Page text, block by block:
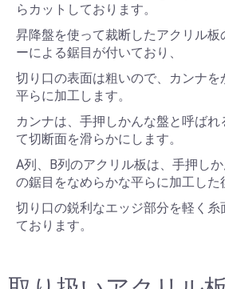
らカットしております。
昇降盤を使って裁断したアクリル板
ーによる鋸目が付いており、
切り口の表面は粗いので、カンナ
平らに加工します。
カンナは、手押しかんな盤と呼ば
て切断面を滑らかにします。
A列、B列のアクリル板は、手押し
の鋸目をなめらかな平らに加工した
切り口の鋭利なエッジ部分を軽く糸
ております。